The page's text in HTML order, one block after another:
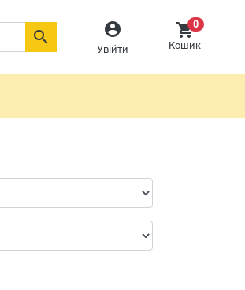

Увійти
0
Кошик
